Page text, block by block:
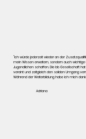
"Ich würde jederzeit wieder an der
mein Wissen erweitern, sondern auch
Jugendlichen schaffen. Die bb Gesellschaft
vereint und zeitgleich den soliden Umgang
Während der Weiterbildung habe ich mich
Adriana